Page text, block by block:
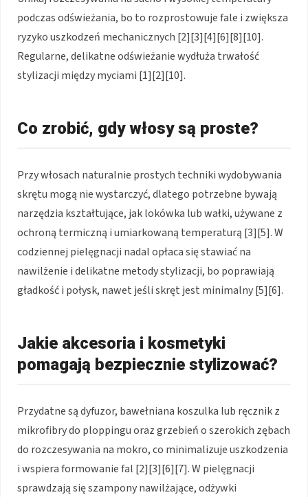
podczas odświeżania, bo to rozprostowuje fale i zwiększa
ryzyko uszkodzeń mechanicznych [2][3][4][6][8][10].
Regularne, delikatne odświeżanie wydłuża trwałość
stylizacji między myciami [1][2][10].
Co zrobić, gdy włosy są proste?
Przy włosach naturalnie prostych techniki wydobywania
skrętu mogą nie wystarczyć, dlatego potrzebne bywają
narzędzia kształtujące, jak lokówka lub wałki, używane z
ochroną termiczną i umiarkowaną temperaturą [3][5]. W
codziennej pielęgnacji nadal opłaca się stawiać na
nawilżenie i delikatne metody stylizacji, bo poprawiają
gładkość i połysk, nawet jeśli skręt jest minimalny [5][6].
Jakie akcesoria i kosmetyki
pomagają bezpiecznie stylizować?
Przydatne są dyfuzor, bawełniana koszulka lub ręcznik z
mikrofibry do ploppingu oraz grzebień o szerokich zębach
do rozczesywania na mokro, co minimalizuje uszkodzenia
i wspiera formowanie fal [2][3][6][7]. W pielęgnacji
sprawdzają się szampony nawilżające, odżywki